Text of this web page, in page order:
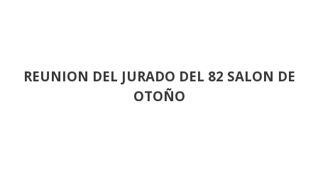
REUNION DEL JURADO DEL 82 SALON DE
OTOÑO